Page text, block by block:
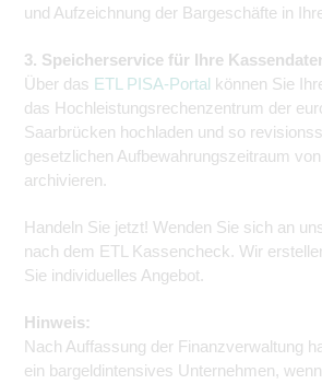
und Aufzeichnung der Bargeschäfte in
3. Speicherservice für Ihre
Über das ETL PISA-Portal können Sie
das Hochleistungsrechenzentrum der
Saarbrücken hochladen und so
gesetzlichen Aufbewahrungszeitraum
archivieren.
Handeln Sie jetzt! Wenden Sie sich an
nach dem ETL Kassencheck. Wir
Sie individuelles Angebot.
Hinweis:
Nach Auffassung der Finanzverwaltung
ein bargeldintensives Unternehmen,